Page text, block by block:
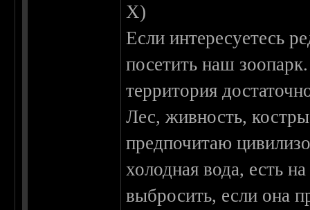
X)
Если интересуетесь
посетить наш
территория
Лес, живность,
предпочитаю
холодная вода, есть
выбросить, если она